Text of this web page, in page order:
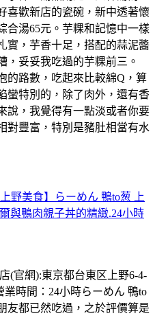
喜歡新店的瓷碗，新中透著懷
合湯65元。芋粿和記憶中一樣
實，芋香十足，搭配的蒜泥醬
，妥妥我吃過的芋粿前三。
的路數，吃起來比較綿Q，算
蠻特別的，除了肉外，還有香
說，我覺得有一點淡或者你要
對豐富，特別是豬肚相當有水
野美食】らーめん 鴨to葱 上
與鴨肉親子丼的精緻.24小時
(官網):東京都台東区上野6-4-
業時間：24小時らーめん 鴨to
友都已然吃過，之於評價算是